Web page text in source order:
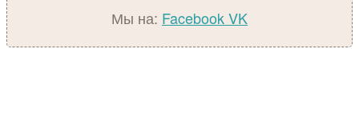
Мы на: FacebookVK